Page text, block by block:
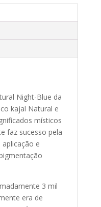
Night-Blue da
kajal Natural e
místicos
faz sucesso pela
e
3 mil
era de